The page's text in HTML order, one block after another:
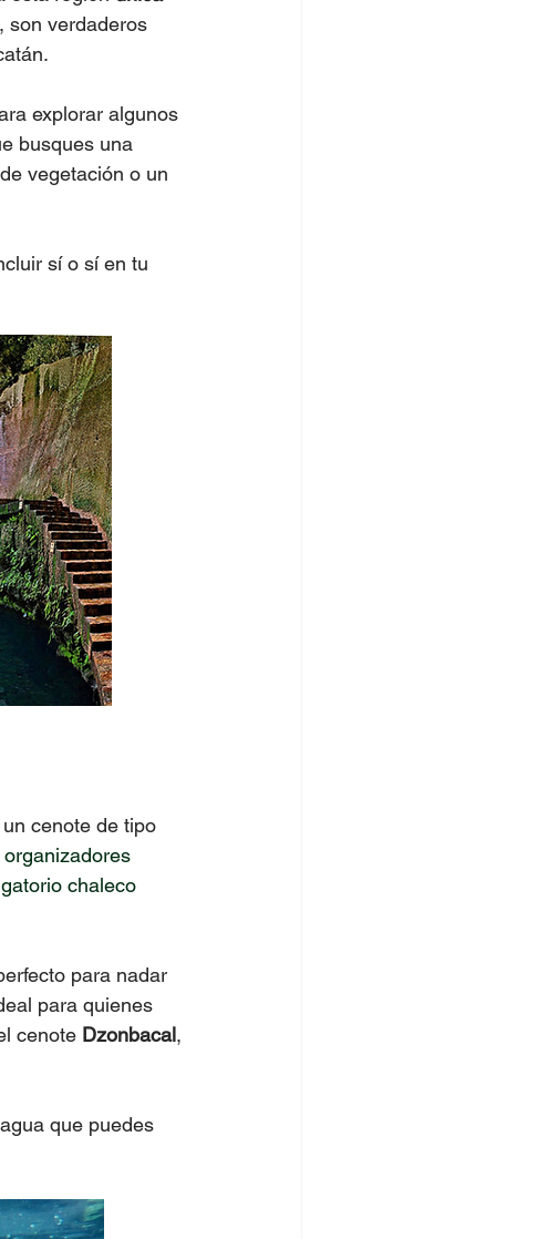
son verdaderos
explorar algunos
busques una
vegetación o un
sí o sí en tu
cenote de tipo
chaleco
para nadar
para quienes
cenote Dzonbacal,
que puedes